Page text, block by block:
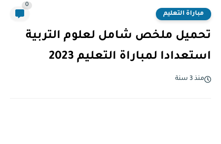
مباراة التعليم
0
تحميل ملخص شامل لعلوم التربية
استعدادا لمباراة التعليم 2023
منذ 3 سنة